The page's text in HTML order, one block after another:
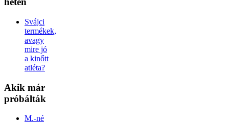
Svájci
termékek,
avagy
mire jó
a kinőtt
atléta?
Akik már
próbálták
M.-né